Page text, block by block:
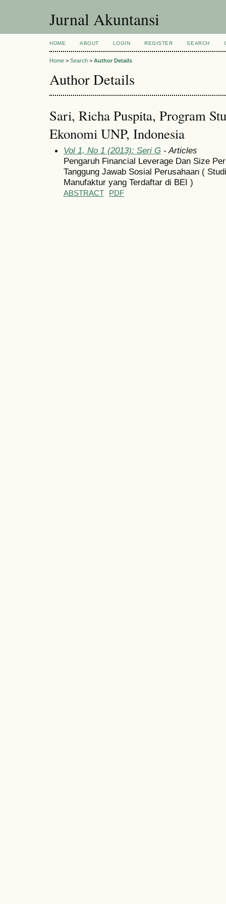
Jurnal Akuntansi
HOME ABOUT LOGIN REGISTER SEARCH
Home > Search > Author Details
Author Details
Sari, Richa Puspita, Program
Ekonomi UNP, Indonesia
Vol 1, No 1 (2013): Seri G - Articles
Pengaruh Financial Leverage Dan Size
Tanggung Jawab Sosial Perusahaan (
Manufaktur yang Terdaftar di BEI )
ABSTRACT PDF